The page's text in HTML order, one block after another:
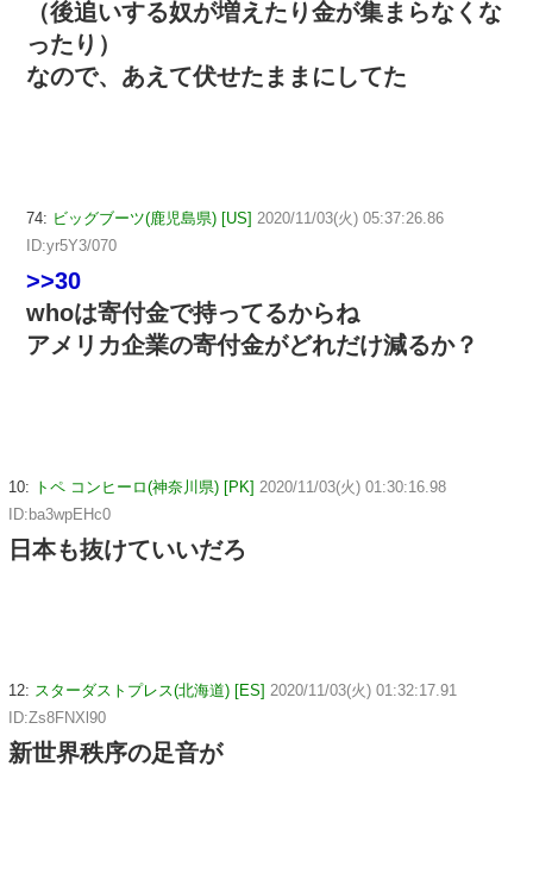
（後追いする奴が増えたり金が集まらなくな
ったり）
なので、あえて伏せたままにしてた
74: ビッグブーツ(鹿児島県) [US] 2020/11/03(火) 05:37:26.86
ID:yr5Y3/070
>>30
whoは寄付金で持ってるからね
アメリカ企業の寄付金がどれだけ減るか？
10: トペ コンヒーロ(神奈川県) [PK] 2020/11/03(火) 01:30:16.98
ID:ba3wpEHc0
日本も抜けていいだろ
12: スターダストプレス(北海道) [ES] 2020/11/03(火) 01:32:17.91
ID:Zs8FNXl90
新世界秩序の足音が